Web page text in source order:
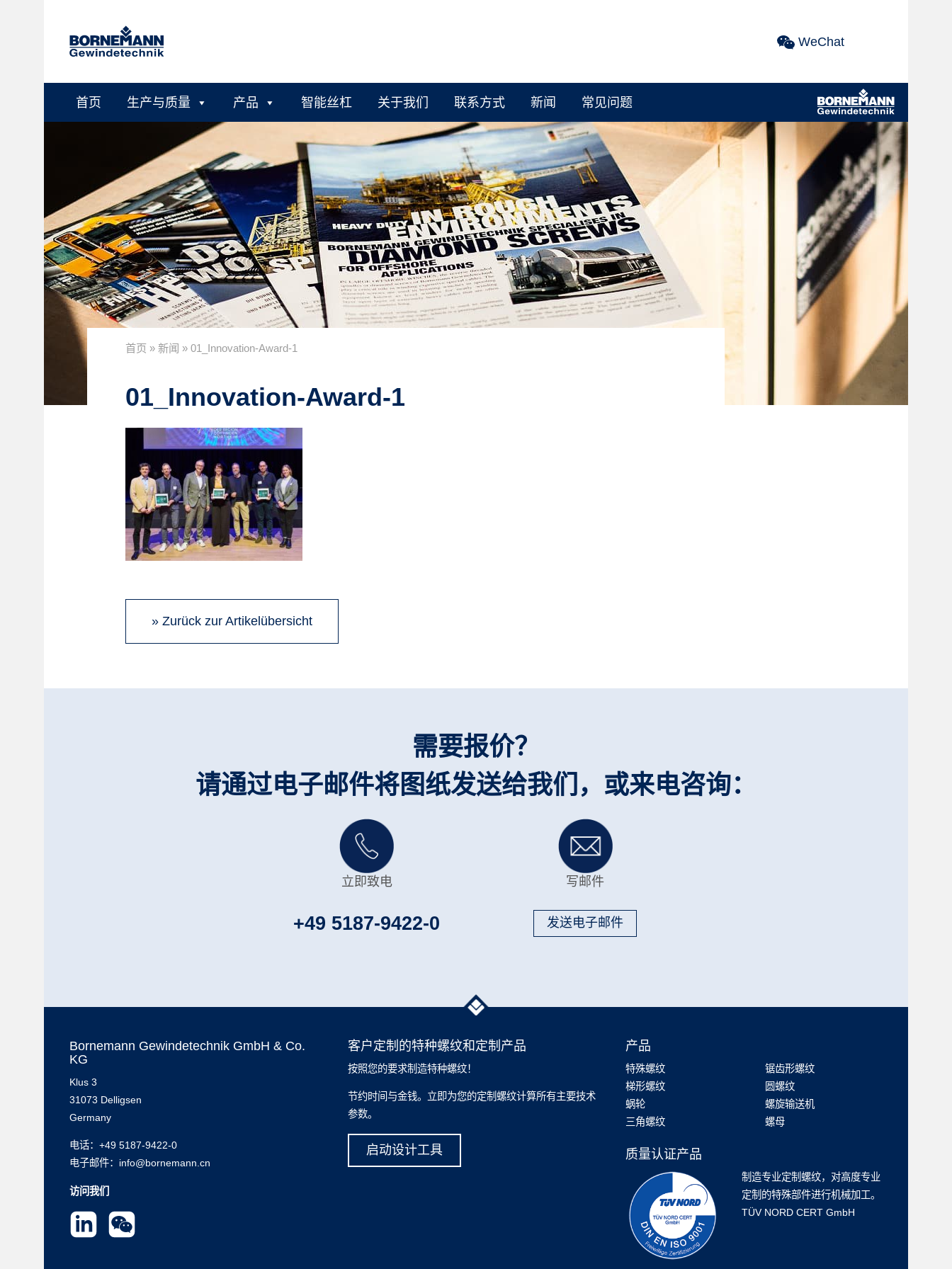
WeChat
首页 生产与质量 产品 智能丝杠 关于我们 联系方式 新闻 常见问题 Menüeintrag
首页 » 新闻 » 01_Innovation-Award-1
01_Innovation-Award-1
» Zurück zur Artikelübersicht
需要报价？
请通过电子邮件将图纸发送给我们，或来电咨询：
立即致电
+49 5187-9422-0
写邮件
发送电子邮件
Bornemann Gewindetechnik GmbH & Co.
KG
Klus 3
31073 Delligsen
Germany
电话： +49 5187-9422-0
电子邮件：info@bornemann.cn
访问我们
客户定制的特种螺纹和定制产品
按照您的要求制造特种螺纹！
节约时间与金钱。立即为您的定制螺纹计算所有主要技术
参数。
启动设计工具
产品
特殊螺纹
梯形螺纹
蜗轮
三角螺纹
锯齿形螺纹
圆螺纹
螺旋输送机
螺母
质量认证产品
制造专业定制螺纹，对高度专业
定制的特殊部件进行机械加工。
TÜV NORD CERT GmbH